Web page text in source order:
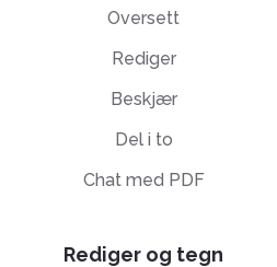
Oversett
Rediger
Beskjær
Del i to
Chat med PDF
Rediger og tegn